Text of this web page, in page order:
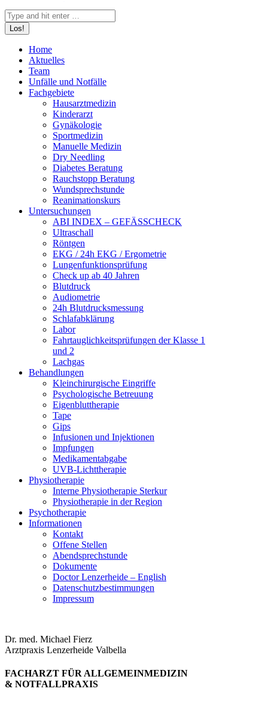
Search:
Home
Aktuelles
Team
Unfälle und Notfälle
Fachgebiete
Hausarztmedizin
Kinderarzt
Gynäkologie
Sportmedizin
Manuelle Medizin
Dry Needling
Diabetes Beratung
Rauchstopp Beratung
Wundsprechstunde
Reanimationskurs
Untersuchungen
ABI INDEX – GEFÄSSCHECK
Ultraschall
Röntgen
EKG / 24h EKG / Ergometrie
Lungenfunktionsprüfung
Check up ab 40 Jahren
Blutdruck
Audiometrie
24h Blutdrucksmessung
Schlafabklärung
Labor
Fahrtauglichkeitsprüfungen der Klasse 1
und 2
Lachgas
Behandlungen
Kleinchirurgische Eingriffe
Psychologische Betreuung
Eigenbluttherapie
Tape
Gips
Infusionen und Injektionen
Impfungen
Medikamentabgabe
UVB-Lichttherapie
Physiotherapie
Interne Physiotherapie Sterkur
Physiotherapie in der Region
Psychotherapie
Informationen
Kontakt
Offene Stellen
Abendsprechstunde
Dokumente
Doctor Lenzerheide – English
Datenschutzbestimmungen
Impressum
Dr. med. Michael Fierz
Arztpraxis Lenzerheide Valbella
FACHARZT FÜR ALLGEMEINMEDIZIN
& NOTFALLPRAXIS